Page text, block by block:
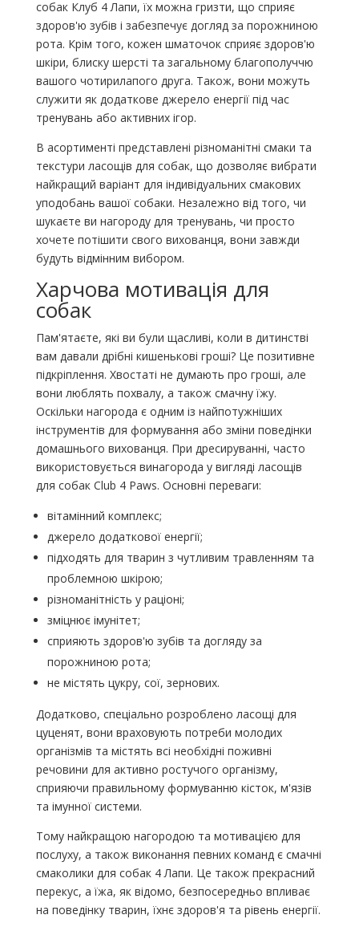
собак Клуб 4 Лапи, їх можна гризти, що сприяє
здоров'ю зубів і забезпечує догляд за порожниною
рота. Крім того, кожен шматочок сприяє здоров'ю
шкіри, блиску шерсті та загальному благополуччю
вашого чотирилапого друга. Також, вони можуть
служити як додаткове джерело енергії під час
тренувань або активних ігор.
В асортименті представлені різноманітні смаки та
текстури ласощів для собак, що дозволяє вибрати
найкращий варіант для індивідуальних смакових
уподобань вашої собаки. Незалежно від того, чи
шукаєте ви нагороду для тренувань, чи просто
хочете потішити свого вихованця, вони завжди
будуть відмінним вибором.
Харчова мотивація для
собак
Пам'ятаєте, які ви були щасливі, коли в дитинстві
вам давали дрібні кишенькові гроші? Це позитивне
підкріплення. Хвостаті не думають про гроші, але
вони люблять похвалу, а також смачну їжу.
Оскільки нагорода є одним із найпотужніших
інструментів для формування або зміни поведінки
домашнього вихованця. При дресируванні, часто
використовується винагорода у вигляді ласощів
для собак Club 4 Paws. Основні переваги:
вітамінний комплекс;
джерело додаткової енергії;
підходять для тварин з чутливим травленням та
проблемною шкірою;
різноманітність у раціоні;
зміцнює імунітет;
сприяють здоров'ю зубів та догляду за
порожниною рота;
не містять цукру, сої, зернових.
Додатково, спеціально розроблено ласощі для
цуценят, вони враховують потреби молодих
організмів та містять всі необхідні поживні
речовини для активно ростучого організму,
сприяючи правильному формуванню кісток, м'язів
та імунної системи.
Тому найкращою нагородою та мотивацією для
послуху, а також виконання певних команд є смачні
смаколики для собак 4 Лапи. Це також прекрасний
перекус, а їжа, як відомо, безпосередньо впливає
на поведінку тварин, їхнє здоров'я та рівень енергії.